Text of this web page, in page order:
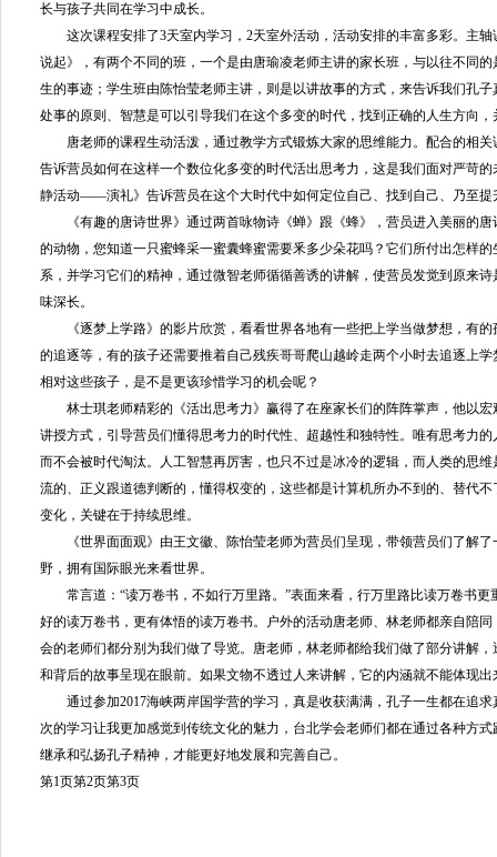
长与孩子共同在学习中成长。
这次课程安排了3天室内学习，2天室外活动，活动安排的丰富多彩。主
说起》，有两个不同的班，一个是由唐瑜凌老师主讲的家长班，与以往不同
生的事迹；学生班由陈怡莹老师主讲，则是以讲故事的方式，来告诉我们孔
处事的原则、智慧是可以引导我们在这个多变的时代，找到正确的人生方向，
唐老师的课程生动活泼，通过教学方式锻炼大家的思维能力。配合的相关
告诉营员如何在这样一个数位化多变的时代活出思考力，这是我们面对严苛
静活动——演礼》告诉营员在这个大时代中如何定位自己、找到自己、乃至提
《有趣的唐诗世界》通过两首咏物诗《蝉》跟《蜂》，营员进入美丽的唐
的动物，您知道一只蜜蜂采一蜜囊蜂蜜需要釆多少朵花吗？它们所付出怎样
系，并学习它们的精神，通过微智老师循循善诱的讲解，使营员发觉到原来
味深长。
《逐梦上学路》的影片欣赏，看看世界各地有一些把上学当做梦想，有的
的追逐等，有的孩子还需要推着自己残疾哥哥爬山越岭走两个小时去追逐上
相对这些孩子，是不是更该珍惜学习的机会呢？
林士琪老师精彩的《活出思考力》赢得了在座家长们的阵阵掌声，他以宏
讲授方式，引导营员们懂得思考力的时代性、超越性和独特性。唯有思考力
而不会被时代淘汰。人工智慧再厉害，也只不过是冰冷的逻辑，而人类的思
流的、正义跟道德判断的，懂得权变的，这些都是计算机所办不到的、替代
变化，关键在于持续思维。
《世界面面观》由王文徽、陈怡莹老师为营员们呈现，带领营员们了解了
野，拥有国际眼光来看世界。
常言道：“读万卷书，不如行万里路。”表面来看，行万里路比读万卷书更
好的读万卷书，更有体悟的读万卷书。户外的活动唐老师、林老师都亲自陪
会的老师们都分别为我们做了导览。唐老师，林老师都给我们做了部分讲解
和背后的故事呈现在眼前。如果文物不透过人来讲解，它的内涵就不能体现
通过参加2017海峡两岸国学营的学习，真是收获满满，孔子一生都在追求
次的学习让我更加感觉到传统文化的魅力，台北学会老师们都在通过各种方
继承和弘扬孔子精神，才能更好地发展和完善自己。
第1页第2页第3页